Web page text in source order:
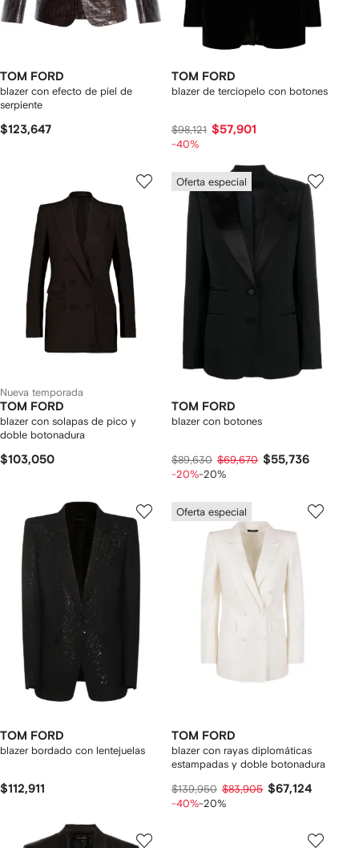
TOM FORD
blazer con efecto de piel de
serpiente
$123,647
TOM FORD
blazer de terciopelo con botones
$98,121 $57,901
-40%
Nueva temporada
TOM FORD
blazer con solapas de pico y
doble botonadura
$103,050
Oferta especial
TOM FORD
blazer con botones
$89,630 $69,670 $55,736
-20%-20%
TOM FORD
blazer bordado con lentejuelas
$112,911
Oferta especial
TOM FORD
blazer con rayas diplomáticas
estampadas y doble botonadura
$139,950 $83,905 $67,124
-40%-20%